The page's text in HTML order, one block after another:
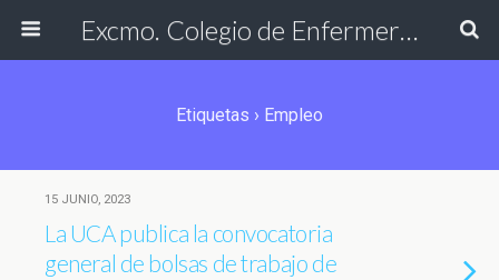
Excmo. Colegio de Enfermería de Cádiz
Etiquetas › Empleo
15 JUNIO, 2023
La UCA publica la convocatoria
general de bolsas de trabajo de